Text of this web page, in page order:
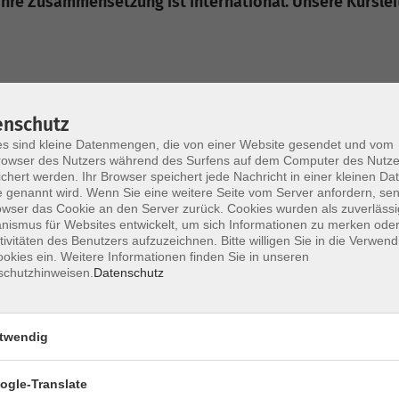
Eyrich hat die pädagogische und künstlerische
ihrer Heimatstadt inne. Sprache, Stimme und Gesang
(BDG – Bundesverband Deutscher
angelegter Gesangliteratur sämtlicher Genres, als
Jodellehrerin anbietet.
sind kleine Datenmengen, die von einer Website gesendet und vom
des Nutzers während des Surfens auf dem Computer des
werden. Ihr Browser speichert jede Nachricht in einer kleinen
genannt wird. Wenn Sie eine weitere Seite vom Server anfordern,
das Cookie an den Server zurück. Cookies wurden als
für Websites entwickelt, um sich Informationen zu merken
des Benutzers aufzuzeichnen. Bitte willigen Sie in die
ein. Weitere Informationen finden Sie in unseren
Datenschutz
Translate